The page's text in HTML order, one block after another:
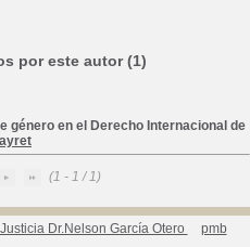
por este autor (1)
género en el Derecho Internacional de
(1 - 1 / 1)
Dr.Nelson García Otero pmb